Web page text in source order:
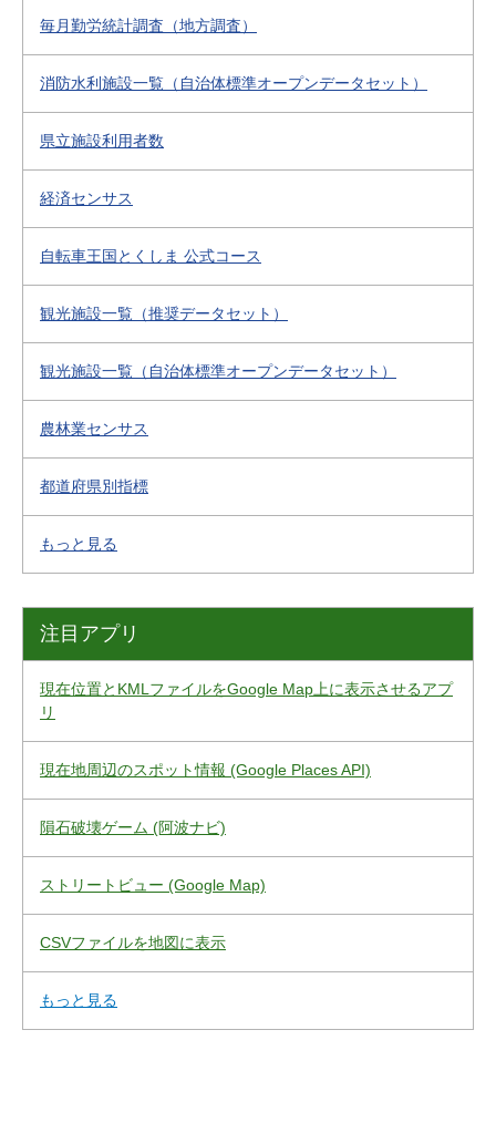
毎月勤労統計調査（地方調査）
消防水利施設一覧（自治体標準オープンデータセット）
県立施設利用者数
経済センサス
自転車王国とくしま 公式コース
観光施設一覧（推奨データセット）
観光施設一覧（自治体標準オープンデータセット）
農林業センサス
都道府県別指標
もっと見る
注目アプリ
現在位置とKMLファイルをGoogle Map上に表示させるアプ
リ
現在地周辺のスポット情報 (Google Places API)
隕石破壊ゲーム (阿波ナビ)
ストリートビュー (Google Map)
CSVファイルを地図に表示
もっと見る